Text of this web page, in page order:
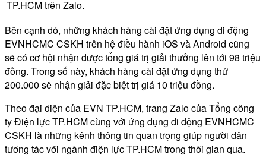
TP.HCM trên Zalo.
Bên cạnh dó, những khách hàng cài đặt ứng dụng di động
EVNHCMC CSKH trên hệ điều hành iOS và Android cũng
sẽ có cơ hội nhận được tổng giá trị giải thưởng lên tới 98 triệu
đồng. Trong số này, khách hàng cài đặt ứng dụng thứ
200.000 sẽ nhận giải đặc biệt trị giá 10 triệu đồng.
Theo đại diện của EVN TP.HCM, trang Zalo của Tổng công
ty Điện lực TP.HCM cùng với ứng dụng di động EVNHCMC
CSKH là những kênh thông tin quan trọng giúp người dân
tương tác với ngành điện lực TP.HCM trong thời gian qua.